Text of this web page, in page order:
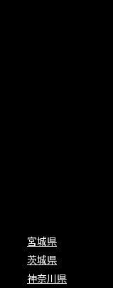
宮城県
茨城県
神奈川県